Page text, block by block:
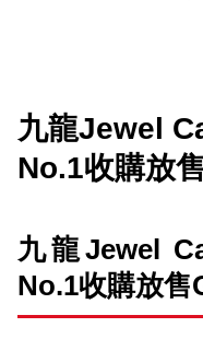
九龍Jewel
No.1收購放
九龍Jewel
No.1收購放售